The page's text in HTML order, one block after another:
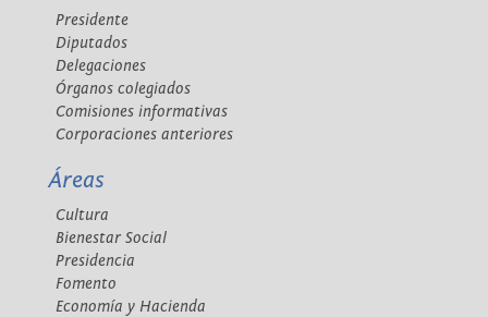
Presidente
Diputados
Delegaciones
Órganos colegiados
Comisiones informativas
Corporaciones anteriores
Áreas
Cultura
Bienestar Social
Presidencia
Fomento
Economía y Hacienda